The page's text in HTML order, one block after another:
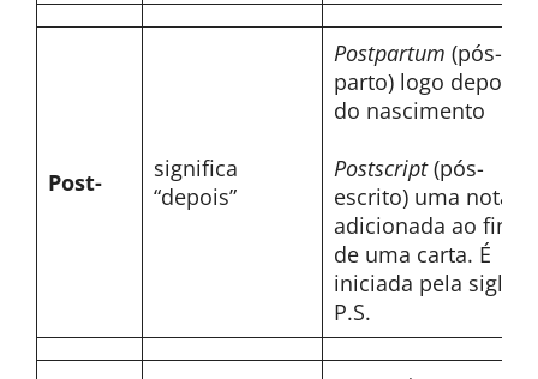
Post-
significa
“depois”
Postpartum (pós-
parto) logo depois
do nascimento
Postscript(pós-
escrito) uma nota
adicionada ao final
de uma carta. É
iniciada pela sigla
P.S.